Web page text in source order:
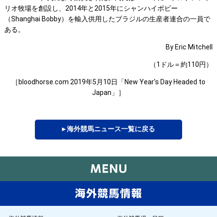
リオ牧場を創設し、2014年と2015年にシャンハイボビー
（Shanghai Bobby）を輸入供用したブラジルの生産者連合の一員で
ある。
By Eric Mitchell
（1ドル＝約110円）
［bloodhorse.com 2019年5月10日「New Year's Day Headed to
Japan」］
▸ 海外競馬ニュース一覧に戻る